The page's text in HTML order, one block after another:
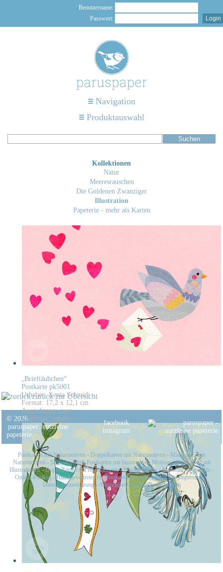
Benutzername:
Passwort:
Navigation
Produktauswahl
Kollektionen
Natur
Meeresrauschen
Die Goldenen Zwanziger
Illustration
Papeterie - mehr als Karten
„Brieftäubchen“
Postkarte pk5001
Urheber: Xenia Schmidt
Format: 17,2 x 12,1 cm
Ausrichtung: quer
Lieferbar: sofort
zurück zur Übersicht
© 2026
paruspaper. nutzfeine
papeterie
facebook
instagram
Postkarten mit Naturmotiven - Doppelkarten mit Naturmotiven - Midikarten mit
Naturmotiven - Schwarz-Weiß-Postkarten mit historischen Motiven-Postkarten mit
Illustrationen-Doppelkarten mit Illustrationen-Postkartensets-Kalender-Papeterie -
Online-Katalog -Handelsvertreter für Postkarten gesucht-Kontakt-Impressum-
Datenschutzerklärung- Allgemeine Geschäftsbedingungen